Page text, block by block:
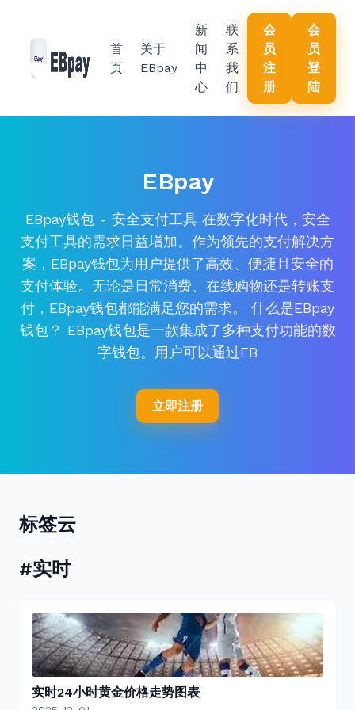
首
页
关于
EBpay
新
闻
中
心
联
系
我
们
会
员
注
册
会
员
登
陆
EBpay
EBpay钱包 - 安全支付工具 在数字化时代，安全
支付工具的需求日益增加。作为领先的支付解决方
案，EBpay钱包为用户提供了高效、便捷且安全的
支付体验。无论是日常消费、在线购物还是转账支
付，EBpay钱包都能满足您的需求。 什么是EBpay
钱包？ EBpay钱包是一款集成了多种支付功能的数
字钱包。用户可以通过EB
立即注册
标签云
#实时
实时24小时黄金价格走势图表